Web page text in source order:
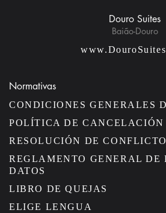
Douro Suites
Baião-Douro
Normativas
CONDICIONES GENERALES
POLÍTICA DE CANCELACIÓN
RESOLUCIÓN DE
REGLAMENTO GENERAL DE
DATOS
LIBRO DE QUEJAS
ELIGE LENGUA